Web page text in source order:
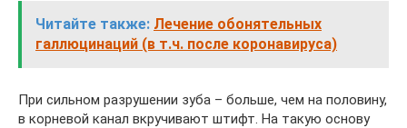
Читайте также: Лечение обонятельных
галлюцинаций (в т.ч. после коронавируса)
При сильном разрушении зуба – больше, чем на половину,
в корневой канал вкручивают штифт. На такую основу